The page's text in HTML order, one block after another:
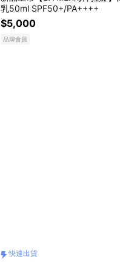
乳50ml SPF50+/PA++++
$5,000
品牌會員
快速出貨